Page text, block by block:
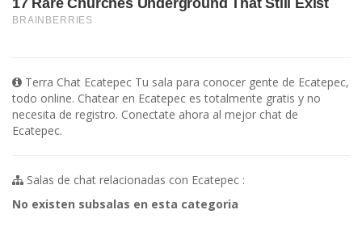
Terra Chat Ecatepec Tu sala para conocer gente de Ecatepec,
todo online. Chatear en Ecatepec es totalmente gratis y no
necesita de registro. Conectate ahora al mejor chat de
Ecatepec.
Salas de chat relacionadas con Ecatepec :
No existen subsalas en esta categoria